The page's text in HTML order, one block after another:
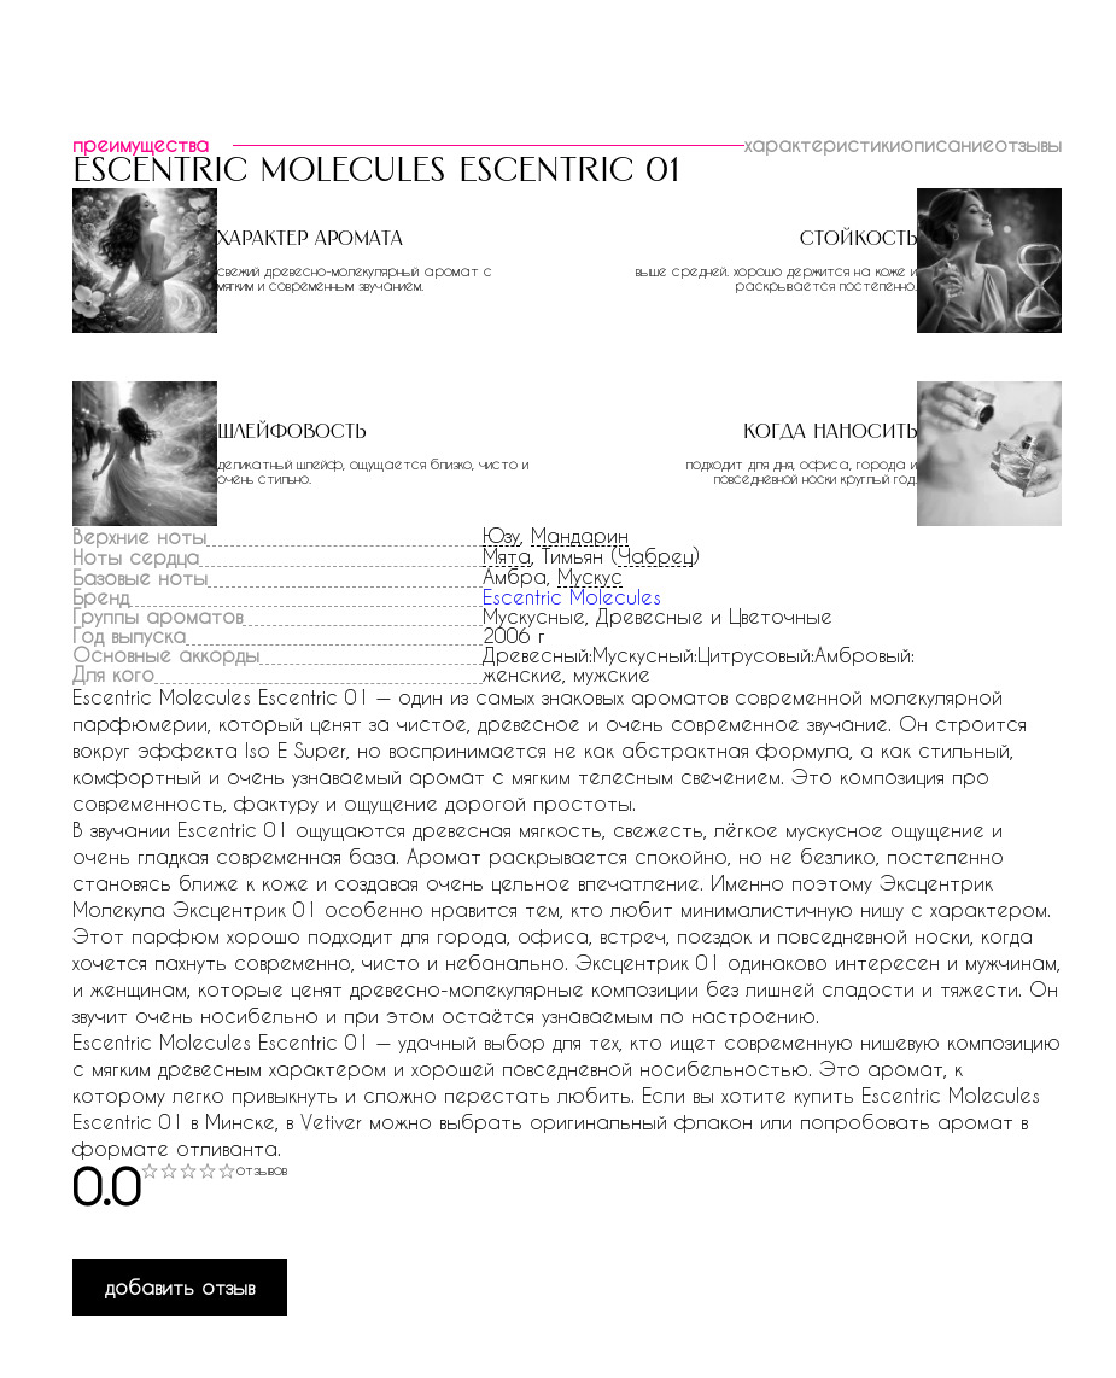
преимущества характеристикиописаниеотзывы
escentric molecules escentric 01
Характер аромата
свежий древесно-молекулярный аромат с
мягким и современным звучанием.
Стойкость
выше средней. хорошо держится на коже и
раскрывается постепенно.
Шлейфовость
деликатный шлейф, ощущается близко, чисто и
очень стильно.
Когда наносить
подходит для дня, офиса, города и
повседневной носки круглый год.
Верхние ноты Юзу Мандарин
Ноты сердца
Мята , Тимьян (Чабрец)
Базовые ноты
Амбра, Мускус
Бренд
Escentric Molecules
Группы ароматов
Мускусные, Древесные и Цветочные
Год выпуска
2006 г
Основные аккорды
Древесный:Мускусный:Цитрусовый:Амбровый:
Для кого
женские, мужские
Escentric Molecules Escentric 01 — один из самых знаковых ароматов современной молекулярной
парфюмерии, который ценят за чистое, древесное и очень современное звучание. Он строится
вокруг эффекта Iso E Super, но воспринимается не как абстрактная формула, а как стильный,
комфортный и очень узнаваемый аромат с мягким телесным свечением. Это композиция про
современность, фактуру и ощущение дорогой простоты.
В звучании Escentric 01 ощущаются древесная мягкость, свежесть, лёгкое мускусное ощущение и
очень гладкая современная база. Аромат раскрывается спокойно, но не безлико, постепенно
становясь ближе к коже и создавая очень цельное впечатление. Именно поэтому Эксцентрик
Молекула Эксцентрик 01 особенно нравится тем, кто любит минималистичную нишу с характером.
Этот парфюм хорошо подходит для города, офиса, встреч, поездок и повседневной носки, когда
хочется пахнуть современно, чисто и небанально. Эксцентрик 01 одинаково интересен и мужчинам,
и женщинам, которые ценят древесно-молекулярные композиции без лишней сладости и тяжести. Он
звучит очень носибельно и при этом остаётся узнаваемым по настроению.
Escentric Molecules Escentric 01 — удачный выбор для тех, кто ищет современную нишевую композицию
с мягким древесным характером и хорошей повседневной носибельностью. Это аромат, к
которому легко привыкнуть и сложно перестать любить. Если вы хотите купить Escentric Molecules
Escentric 01 в Минске, в Vetiver можно выбрать оригинальный флакон или попробовать аромат в
формате отливанта.
0.0 отзывов
добавить отзыв